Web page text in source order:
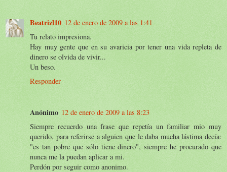
Beatrizl10 12 de enero de 2009 a las 1:41
Tu relato impresiona.
Hay muy gente que en su avaricia por tener una vida repleta de
dinero se olvida de vivir...
Un beso.
Responder
Anónimo 12 de enero de 2009 a las 8:23
Siempre recuerdo una frase que repetía un familiar mio muy
querido, para referirse a alguien que le daba mucha lástima decía:
"es tan pobre que sólo tiene dinero", siempre he procurado que
nunca me la puedan aplicar a mi.
Perdón por seguir como anonimo.